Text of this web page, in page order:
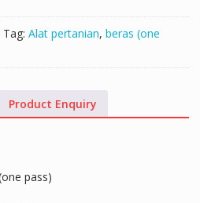
Tag: Alat pertanian, beras (one
Product Enquiry
pass)